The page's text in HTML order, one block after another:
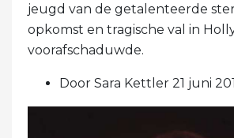
jeugd van de getalenteerde
opkomst en tragische val in
voorafschaduwde.
Door Sara Kettler 21 juni